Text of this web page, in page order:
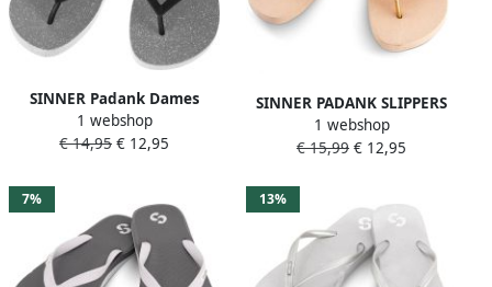
SINNER Padank Dames
Slippers Grijs
1 webshop
€ 14,95 € 12,95
SINNER PADANK SLIPPERS
KINDEREN BEIGE
1 webshop
€ 15,99 € 12,95
7% 13%